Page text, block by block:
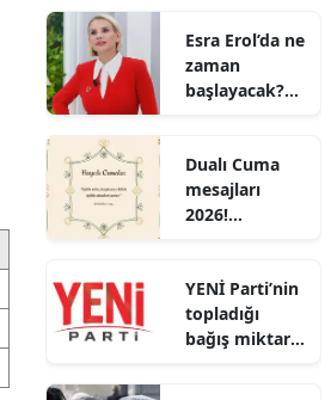
yüksek lisans
ve doktora
tutarları belli
Esra Erol’da ne
zaman
başlayacak?
tarihi belli
oldu mu?
Dualı Cuma
mesajları
2026!
en özel sözler
YENİ Parti’nin
topladığı
bağış miktarı